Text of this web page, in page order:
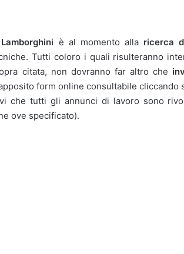
Lamborghini è al momento alla ricerca
Tutti coloro i quali risulteranno
citata, non dovranno far altro che
form online consultabile cliccando
che tutti gli annunci di lavoro sono
ove specificato).